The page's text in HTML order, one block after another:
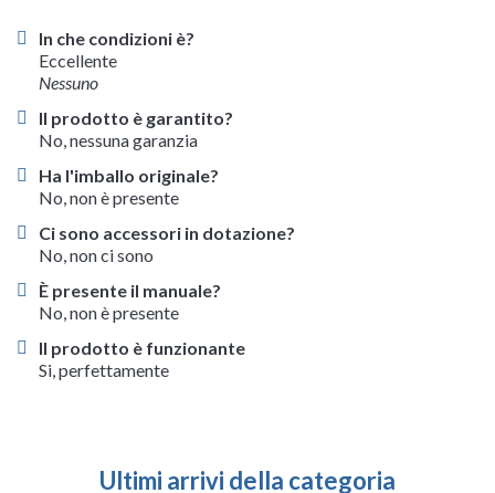
In che condizioni è?
Eccellente
Nessuno
Il prodotto è garantito?
No, nessuna garanzia
Ha l'imballo originale?
No, non è presente
Ci sono accessori in dotazione?
No, non ci sono
È presente il manuale?
No, non è presente
Il prodotto è funzionante
Si, perfettamente
Ultimi arrivi della categoria